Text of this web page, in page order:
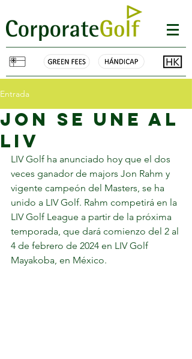
Entrada
jon se une al
liv
LIV Golf ha anunciado hoy que el dos
veces ganador de majors Jon Rahm y
vigente campeón del Masters, se ha
unido a LIV Golf. Rahm competirá en la
LIV Golf League a partir de la próxima
temporada, que dará comienzo del 2 al
4 de febrero de 2024 en LIV Golf
Mayakoba, en México.